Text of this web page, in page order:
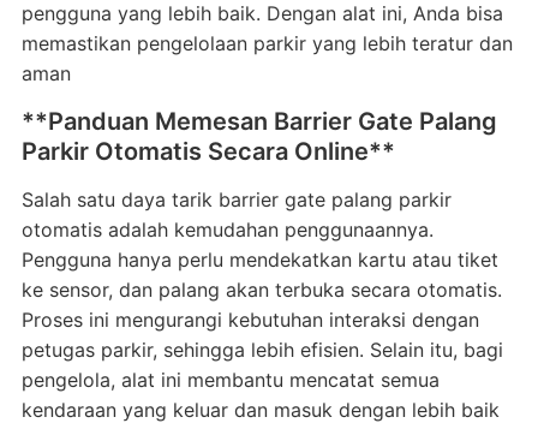
pengguna yang lebih baik. Dengan alat ini, Anda bisa
memastikan pengelolaan parkir yang lebih teratur dan
aman
**Panduan Memesan Barrier Gate Palang
Parkir Otomatis Secara Online**
Salah satu daya tarik barrier gate palang parkir
otomatis adalah kemudahan penggunaannya.
Pengguna hanya perlu mendekatkan kartu atau tiket
ke sensor, dan palang akan terbuka secara otomatis.
Proses ini mengurangi kebutuhan interaksi dengan
petugas parkir, sehingga lebih efisien. Selain itu, bagi
pengelola, alat ini membantu mencatat semua
kendaraan yang keluar dan masuk dengan lebih baik